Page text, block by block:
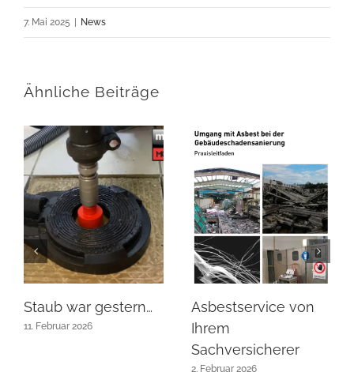
7. Mai 2025 | News
Ähnliche Beiträge
Staub war gestern…
11. Februar 2026
Asbestservice von
Ihrem
Sachversicherer
2. Februar 2026